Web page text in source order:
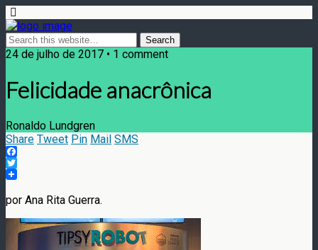
24 de julho de 2017 • 1 comment
Felicidade anacrônica
Ronaldo Lundgren
Share Tweet Pin Mail SMS
Facebook
Twitter
por Ana Rita Guerra.